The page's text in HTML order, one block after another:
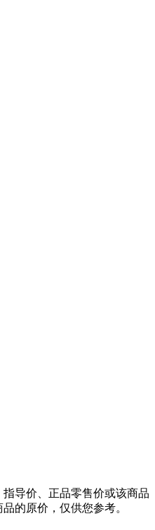
导价、正品零售价或该商品
的原价，仅供您参考。